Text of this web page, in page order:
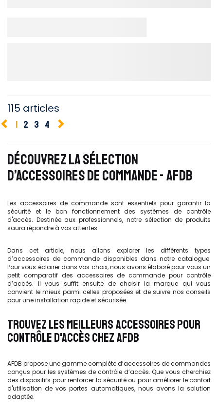
115 articles
1 2 3 4
DÉCOUVREZ LA SÉLECTION
D’ACCESSOIRES DE COMMANDE - AFDB
Les accessoires de commande sont essentiels pour garantir la
sécurité et le bon fonctionnement des systèmes de contrôle
d'accès. Destinée aux professionnels, notre sélection de produits
saura répondre à vos attentes.
Dans cet article, nous allons explorer les différents types
d’accessoires de commande disponibles dans notre catalogue.
Pour vous éclairer dans vos choix, nous avons élaboré pour vous un
petit comparatif des accessoires de commande pour contrôle
d’accès. Il vous suffit ensuite de choisir la marque qui vous
convient le mieux parmi celles proposées et de suivre nos conseils
pour une installation rapide et sécurisée.
TROUVEZ LES MEILLEURS ACCESSOIRES POUR
CONTRÔLE D'ACCÈS CHEZ AFDB
AFDB propose une gamme complète d’accessoires de commandes
conçus pour les systèmes de contrôle d’accès. Que vous cherchiez
des dispositifs pour renforcer la sécurité ou pour améliorer le confort
d'utilisation de vos portes automatiques, nous avons la solution
adaptée.